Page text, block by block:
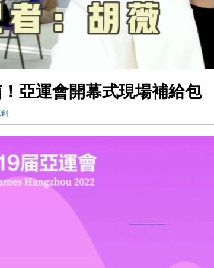
亞運會開幕式現場補給包